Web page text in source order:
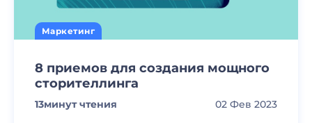
Маркетинг
8 приемов для создания мощного
сторителлинга
13минут чтения 02 Фев 2023